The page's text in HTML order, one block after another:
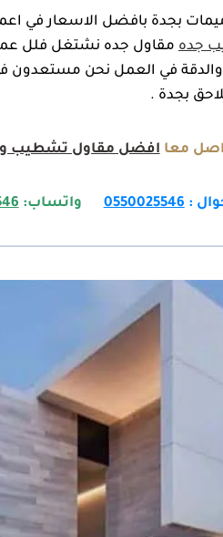
بجدة بافضل الاسعار في
جده مقاول جده نشتغل فلل
والدقة في العمل نحن مستعدون
بجدة .
معاافضل مقاول تشطيب
:
0550025546 واتساب: